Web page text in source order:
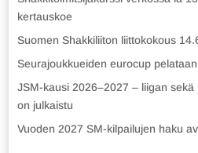
kertauskoe
Suomen Shakkiliiton liittokokous
Seurajoukkueiden eurocup
JSM-kausi 2026–2027 – liigan
on julkaistu
Vuoden 2027 SM-kilpailujen haku